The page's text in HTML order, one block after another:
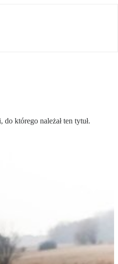
którego należał ten tytuł.